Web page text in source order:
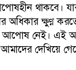
থাকবে।
অধিকার ক্ষুণ্ণ
আপোষ নেই। এই
দেখিয়ে